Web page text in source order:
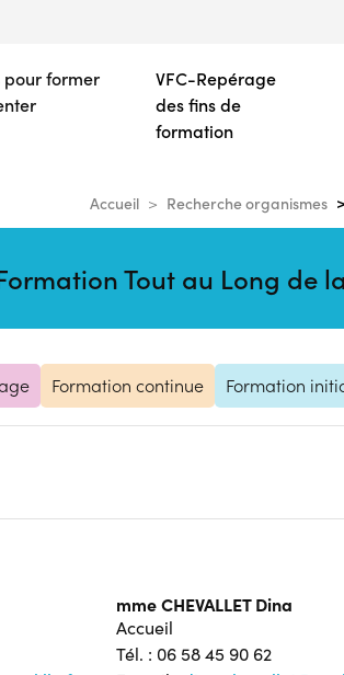
pour former
VFC-Repérage
des fins de
formation
Accueil Recherche organismes
Tout au Long de
Formation continue Formation
mme CHEVALLET Dina
Accueil
Tél. : 06 58 45 90 62